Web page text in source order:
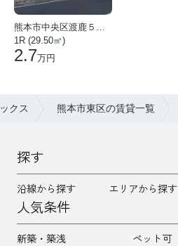
1R (29.50㎡)
2.7万円
クス 熊本市東区の賃貸一覧
探す
沿線から探す エリアから探す
人気条件
新築・築浅 ペット可